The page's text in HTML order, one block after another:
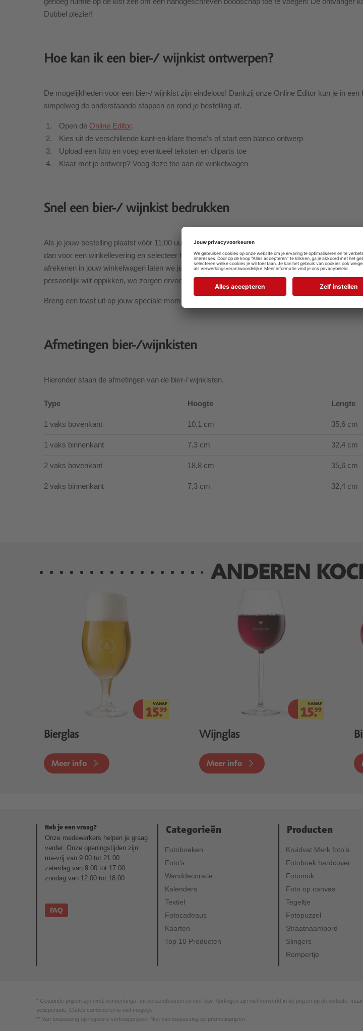
Dubbel plezier!
Hoe kan ik een bier-/ wijnkist ontwerpen?
De mogelijkheden voor een bier-/ wijnkist zijn eindeloos! Dankzij onze Online Editor kun je in
simpelweg de onderstaande stappen en rond je bestelling af.
Open de Online Editor.
Kies uit de verschillende kant-en-klare thema’s of start een blanco ontwerp
Upload een foto en voeg eventueel teksten en cliparts toe
Klaar met je ontwerp? Voeg deze toe aan de winkelwagen
Snel een bier-/ wijnkist bedrukken
Als je jouw bestelling plaatst vóór 11:00 uur, zorgen wij ervoor dat deze binnen slechts 2
dan voor een winkellevering en selecteer het dichtsbijzijnde Kruidvat-filiaal. Houd er wel
afrekenen in jouw winkelwagen laten we je altijd de actuele en daadwerkelijke bezorg- en
persoonlijk wilt oppikken, we zorgen ervoor dat alles soepel en snel verloopt.
Breng een toast uit op jouw speciale moment! Bestel nu jouw eigen gemaakte bier-/ wijnkist en
Afmetingen bier-/wijnkisten
Hieronder staan de afmetingen van de bier-/ wijnkisten.
Type Hoogte Lengte
1 vaks bovenkant 10,1 cm 35,6 cm
1 vaks binnenkant 7,3 cm 32,4 cm
2 vaks bovenkant 18,8 cm 35,6 cm
2 vaks binnenkant 7,3 cm 32,4 cm
ANDEREN
VANAF
15.99
Bierglas
Meer info
VANAF
15.99
Wijnglas
Meer info
Heb je een vraag?
Onze medewerkers helpen je graag
verder. Onze openingstijden zijn:
ma-vrij van 9:00 tot 21:00
zaterdag van 9:00 tot 17:00
zondag van 12:00 tot 18:00
FAQ
Categorieën
Fotoboeken
Foto's
Wanddecoratie
Kalenders
Textiel
Fotocadeaus
Kaarten
Top 10 Producten
Producten
Kruidvat Merk foto’s
Fotoboek hardcover
Fotomok
Foto op canvas
Tegeltje
Fotopuzzel
Straatnaambord
Slingers
Rompertje
* Getoonde prijzen zijn excl. verwerkings- en verzendkosten en incl. btw. Kortingen zijn niet verwerkt in de prijzen op de website,
actieperiode. Codes combineren is niet mogelijk.
** Van toepassing op reguliere verkoopprijzen. Niet van toepassing op promotieprijzen.